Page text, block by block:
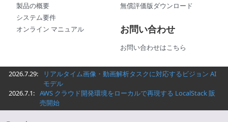
製品の概要
システム要件
オンライン マニュアル
無償評価版ダウンロード
お問い合わせ
お問い合わせはこちら
2026.7.29:
リアルタイム画像・動画解析タスクに対応するビジョン AI
モデル
2026.7.1: AWS クラウド開発環境をローカルで再現する LocalStack 販
売開始